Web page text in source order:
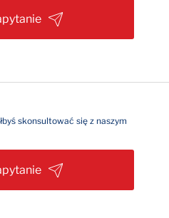
skonsultować się z naszym